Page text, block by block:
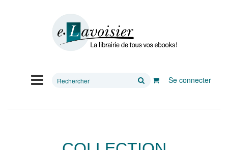
Rechercher
Se connecter